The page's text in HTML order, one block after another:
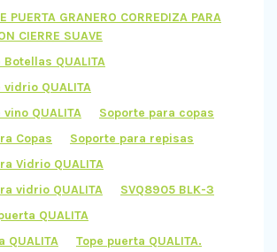
PUERTA GRANERO CORREDIZA PARA
CIERRE SUAVE
QUALITA
QUALITA
QUALITA
Soporte para copas
Copas
Soporte para repisas
Vidrio QUALITA
vidrio QUALITA
SVQ8905 BLK-3
QUALITA
QUALITA
Tope puerta QUALITA.